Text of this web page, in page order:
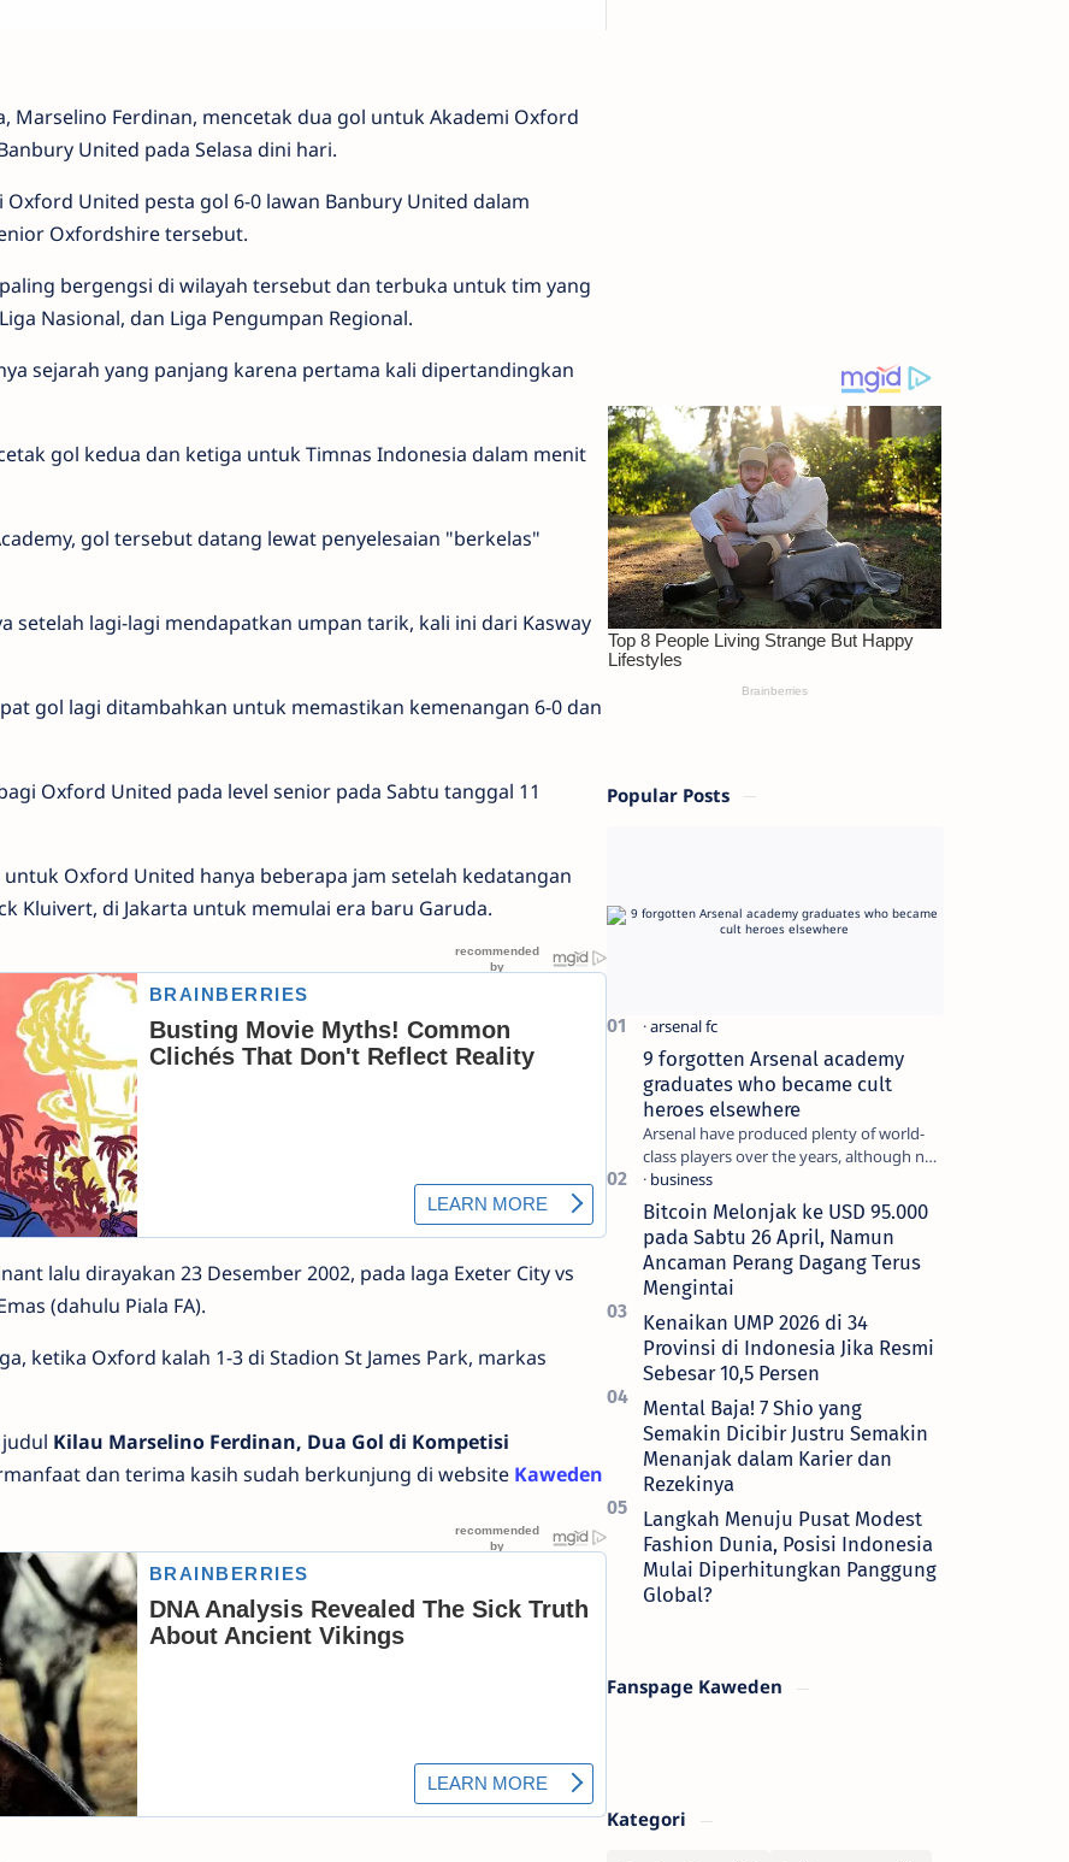
Marselino Ferdinan, mencetak dua gol untuk Akademi Oxford
United pada Selasa dini hari.
United pesta gol 6-0 lawan Banbury United dalam
Oxfordshire tersebut.
bergengsi di wilayah tersebut dan terbuka untuk tim yang
Nasional, dan Liga Pengumpan Regional.
sejarah yang panjang karena pertama kali dipertandingkan
gol kedua dan ketiga untuk Timnas Indonesia dalam menit
gol tersebut datang lewat penyelesaian "berkelas"
setelah lagi-lagi mendapatkan umpan tarik, kali ini dari Kasway
gol lagi ditambahkan untuk memastikan kemenangan 6-0 dan
Oxford United pada level senior pada Sabtu tanggal 11
Oxford United hanya beberapa jam setelah kedatangan
Kluivert, di Jakarta untuk memulai era baru Garuda.
lalu dirayakan 23 Desember 2002, pada laga Exeter City vs
(dahulu Piala FA).
ketika Oxford kalah 1-3 di Stadion St James Park, markas
Kilau Marselino Ferdinan, Dua Gol di Kompetisi
dan terima kasih sudah berkunjung di website Kaweden
Popular Posts
9 forgotten Arsenal academy
graduates who became cult
heroes elsewhere
Arsenal have produced plenty of world-
class players over the years, although not
all of them make the grade at the
Emirates. For every Tony Ada…
Bitcoin Melonjak ke USD 95.000
pada Sabtu 26 April, Namun
Ancaman Perang Dagang Terus
Mengintai
Kenaikan UMP 2026 di 34
Provinsi di Indonesia Jika Resmi
Sebesar 10,5 Persen
Mental Baja! 7 Shio yang
Semakin Dicibir Justru Semakin
Menanjak dalam Karier dan
Rezekinya
Langkah Menuju Pusat Modest
Fashion Dunia, Posisi Indonesia
Mulai Diperhitungkan Panggung
Global?
Fanspage Kaweden
Kategori